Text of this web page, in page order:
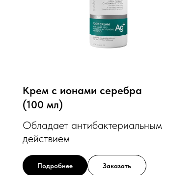
Крем с ионами серебра
(100 мл)
Обладает антибактериальным
действием
Подробнее Заказать